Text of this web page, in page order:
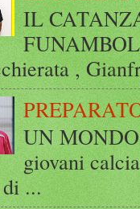
IL
,
UN
giovani
...